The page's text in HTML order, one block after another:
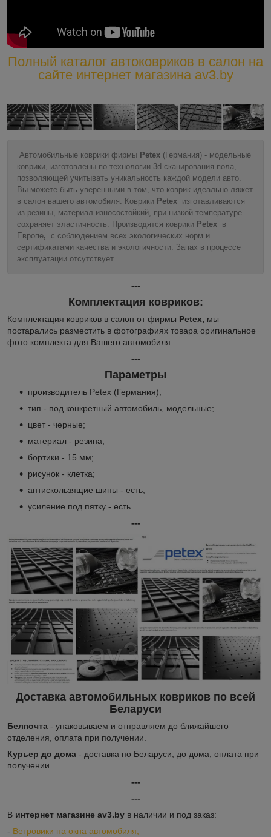
Полный каталог автоковриков в салон на
сайте интернет магазина av3.by
Автомобильные коврики фирмы Petex (Германия) - модельные
коврики, изготовлены по технологии 3d сканирования пола,
позволяющей учитывать уникальность каждой модели авто.
Вы можете быть уверенными в том, что коврик идеально ляжет
в салон вашего автомобиля. Коврики Petex изготавливаются
из резины, материал износостойкий, при низкой температуре
сохраняет эластичность. Производятся коврики Petex в
Европе, с соблюдением всех экологических норм и
сертификатами качества и экологичности. Запах в процессе
эксплуатации отсутствует.
---
Комплектация ковриков:
Комплектация ковриков в салон от фирмы Petex, мы
постарались разместить в фотографиях товара оригинальное
фото комплекта для Вашего автомобиля.
---
Параметры
производитель Petex (Германия);
тип - под конкретный автомобиль, модельные;
цвет - черные;
материал - резина;
бортики - 15 мм;
рисунок - клетка;
антискользящие шипы - есть;
усиление под пятку - есть.
---
Доставка автомобильных ковриков по всей
Беларуси
Белпочта - упаковываем и отправляем до ближайшего
отделения, оплата при получении.
Курьер до дома - доставка по Беларуси, до дома, оплата при
получении.
---
---
В интернет магазине av3.by в наличии и под заказ:
- Ветровики на окна автомобиля;